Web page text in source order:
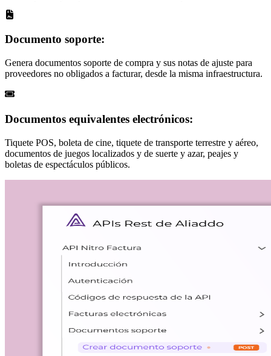
Documento soporte:
Genera documentos soporte de compra y sus notas de ajuste para
proveedores no obligados a facturar, desde la misma infraestructura.
Documentos equivalentes electrónicos:
Tiquete POS, boleta de cine, tiquete de transporte terrestre y aéreo,
documentos de juegos localizados y de suerte y azar, peajes y
boletas de espectáculos públicos.